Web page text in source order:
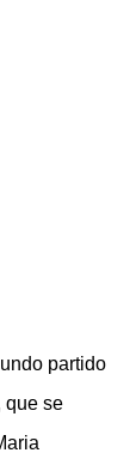
partido
que se